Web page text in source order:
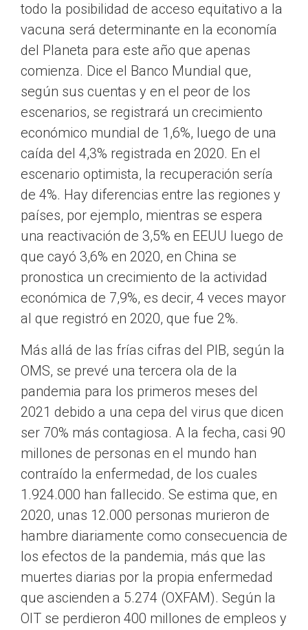
todo la posibilidad de acceso equitativo a la
vacuna será determinante en la economía
del Planeta para este año que apenas
comienza. Dice el Banco Mundial que,
según sus cuentas y en el peor de los
escenarios, se registrará un crecimiento
económico mundial de 1,6%, luego de una
caída del 4,3% registrada en 2020. En el
escenario optimista, la recuperación sería
de 4%. Hay diferencias entre las regiones y
países, por ejemplo, mientras se espera
una reactivación de 3,5% en EEUU luego de
que cayó 3,6% en 2020, en China se
pronostica un crecimiento de la actividad
económica de 7,9%, es decir, 4 veces mayor
al que registró en 2020, que fue 2%.
Más allá de las frías cifras del PIB, según la
OMS, se prevé una tercera ola de la
pandemia para los primeros meses del
2021 debido a una cepa del virus que dicen
ser 70% más contagiosa. A la fecha, casi 90
millones de personas en el mundo han
contraído la enfermedad, de los cuales
1.924.000 han fallecido. Se estima que, en
2020, unas 12.000 personas murieron de
hambre diariamente como consecuencia de
los efectos de la pandemia, más que las
muertes diarias por la propia enfermedad
que ascienden a 5.274 (OXFAM). Según la
OIT se perdieron 400 millones de empleos y